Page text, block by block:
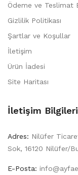
Ödeme ve Teslimat
Gizlilik Politikası
Şartlar ve Koşullar
İletişim
Ürün İadesi
Site Haritası
İletişim Bilgileri
Adres: Nilüfer
Sok, 16120 Nilüfer/
E-Posta: